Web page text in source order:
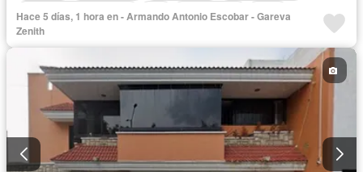
Recámara con closet
Wifi Calefacción
Agua
Aire acondicionado
Hace 5 días, 1 hora en - Armando Antonio Escobar - Gareva
Zenith